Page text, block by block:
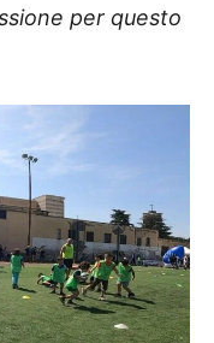
per questo